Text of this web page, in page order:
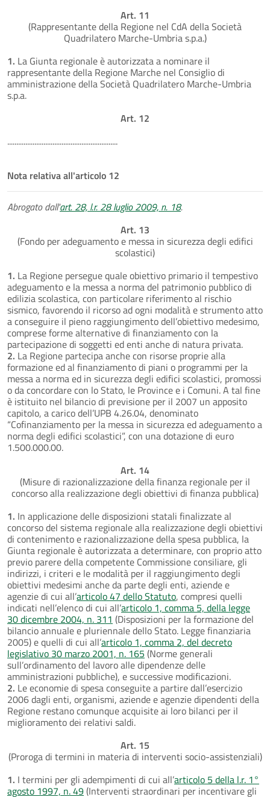
Art. 11
(Rappresentante della Regione nel CdA della Società
Quadrilatero Marche-Umbria s.p.a.)
1. La Giunta regionale è autorizzata a nominare il
rappresentante della Regione Marche nel Consiglio di
amministrazione della Società Quadrilatero Marche-Umbria
s.p.a.
Art. 12
.............................................................
Nota relativa all'articolo 12
Abrogato dall'art. 28, l.r. 28 luglio 2009, n. 18.
Art. 13
(Fondo per adeguamento e messa in sicurezza degli edifici
scolastici)
1. La Regione persegue quale obiettivo primario il tempestivo
adeguamento e la messa a norma del patrimonio pubblico di
edilizia scolastica, con particolare riferimento al rischio
sismico, favorendo il ricorso ad ogni modalità e strumento atto
a conseguire il pieno raggiungimento dell’obiettivo medesimo,
comprese forme alternative di finanziamento con la
partecipazione di soggetti ed enti anche di natura privata.
2. La Regione partecipa anche con risorse proprie alla
formazione ed al finanziamento di piani o programmi per la
messa a norma ed in sicurezza degli edifici scolastici, promossi
o da concordare con lo Stato, le Province e i Comuni. A tal fine
è istituito nel bilancio di previsione per il 2007 un apposito
capitolo, a carico dell’UPB 4.26.04, denominato
“Cofinanziamento per la messa in sicurezza ed adeguamento a
norma degli edifici scolastici”, con una dotazione di euro
1.500.000.00.
Art. 14
(Misure di razionalizzazione della finanza regionale per il
concorso alla realizzazione degli obiettivi di finanza pubblica)
1. In applicazione delle disposizioni statali finalizzate al
concorso del sistema regionale alla realizzazione degli obiettivi
di contenimento e razionalizzazione della spesa pubblica, la
Giunta regionale è autorizzata a determinare, con proprio atto
previo parere della competente Commissione consiliare, gli
indirizzi, i criteri e le modalità per il raggiungimento degli
obiettivi medesimi anche da parte degli enti, aziende e
agenzie di cui all’articolo 47 dello Statuto, compresi quelli
indicati nell’elenco di cui all’articolo 1, comma 5, della legge
30 dicembre 2004, n. 311 (Disposizioni per la formazione del
bilancio annuale e pluriennale dello Stato. Legge finanziaria
2005) e quelli di cui all’articolo 1, comma 2, del decreto
legislativo 30 marzo 2001, n. 165 (Norme generali
sull’ordinamento del lavoro alle dipendenze delle
amministrazioni pubbliche), e successive modificazioni.
2. Le economie di spesa conseguite a partire dall’esercizio
2006 dagli enti, organismi, aziende e agenzie dipendenti della
Regione restano comunque acquisite ai loro bilanci per il
miglioramento dei relativi saldi.
Art. 15
(Proroga di termini in materia di interventi socio-assistenziali)
1. I termini per gli adempimenti di cui all’articolo 5 della l.r. 1°
agosto 1997, n. 49(Interventi straordinari per incentivare gli